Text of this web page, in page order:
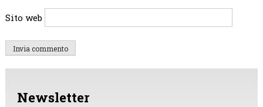
Sito web
Newsletter